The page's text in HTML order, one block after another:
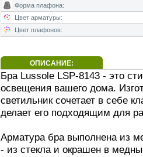
Форма плафона:
Цвет арматуры:
Цвет плафонов:
ОПИСАНИЕ:
Бра Lussole LSP-8143 - это
освещения вашего дома.
светильник сочетает в себе
делает его подходящим для
Арматура бра выполнена из
- из стекла и окрашен в